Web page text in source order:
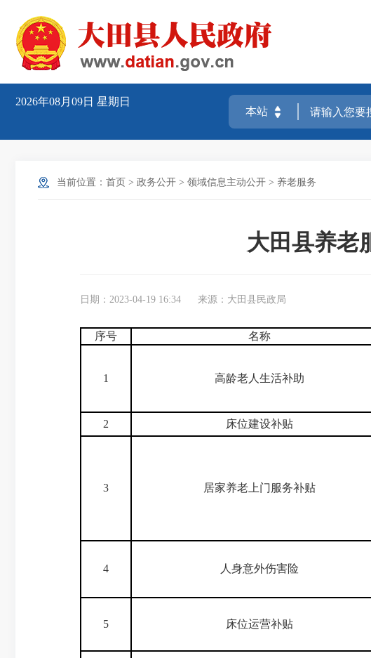
2026年08月09日 星期日
当前位置： 首页 > 政务公开 > 领域信息主动公开 > 养老服务
大田县养老
日期：2023-04-19 16:34 来源：大田县民政局
序号 名称
1 高龄老人生活补助
2 床位建设补贴
3 居家养老上门服务补贴
4 人身意外伤害险
5 床位运营补贴